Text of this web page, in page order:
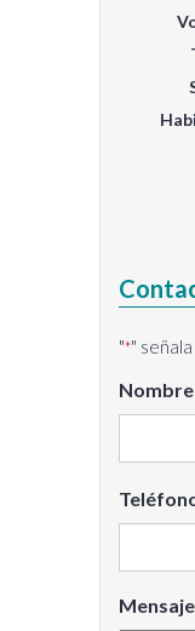
"*"
Nombre
Mensaje